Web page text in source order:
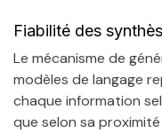
Fiabilité des
Le mécanisme de
modèles de langage
chaque information
que selon sa proximité